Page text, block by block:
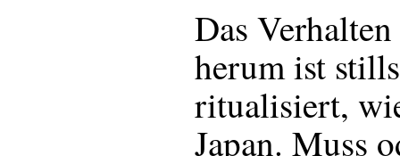
Das
herum ist
ritualisiert,
Japan. Muss